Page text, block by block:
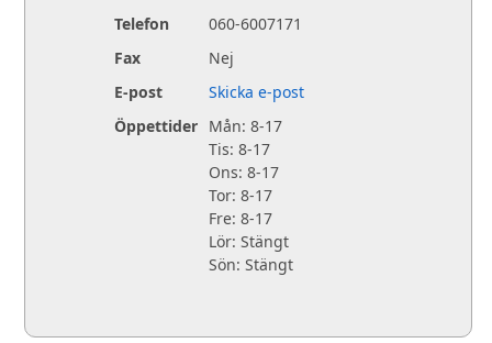
Telefon
060-6007171
Fax
Nej
E-post
Skicka e-post
Öppettider Mån: 8-17
Tis: 8-17
Ons: 8-17
Tor: 8-17
Fre: 8-17
Lör: Stängt
Sön: Stängt